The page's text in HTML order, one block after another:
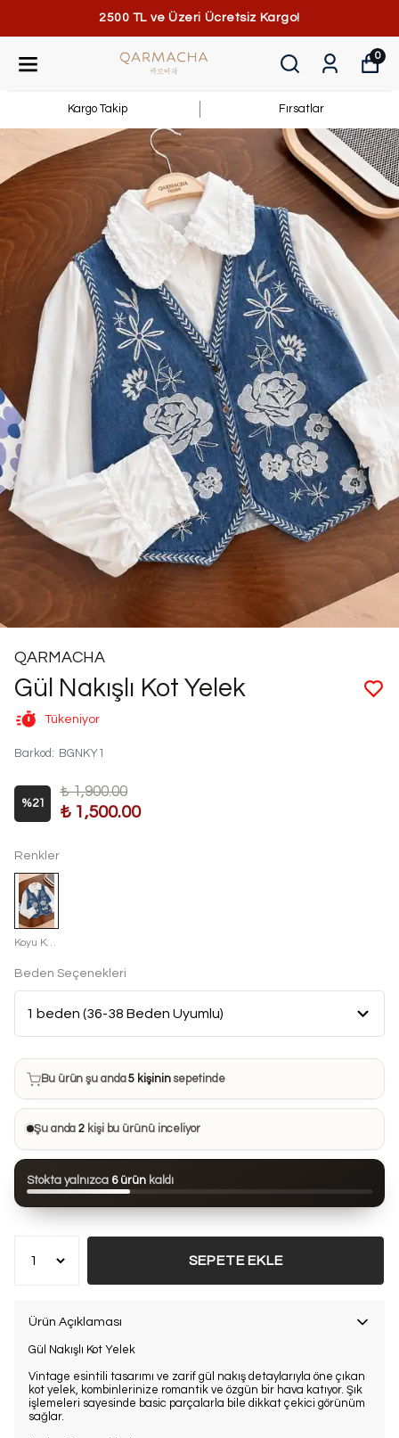
2500 TL ve Üzeri Ücretsiz Kargo!
0
Kargo Takip Fırsatlar
QARMACHA
Gül Nakışlı Kot Yelek
Tükeniyor
Barkod : BGNKY1
%21
₺ 1,900.00
₺ 1,500.00
Renkler
Koyu Kot Mavisi
Beden Seçenekleri
Bu ürün son 7 günde9 kezsatın alındı
Bu ürün şu anda5 kişininsepetinde
Bu ürünü 26 kişi favorilerine ekledi
Bu ürün son 24 saatte96 kezgörüntülendi
Şu anda2 kişi bu ürünü inceliyor
Stokta yalnızca 6 ürün kaldı
SEPETE EKLE
Ürün Açıklaması
Gül Nakışlı Kot Yelek
Vintage esintili tasarımı ve zarif gül nakış detaylarıyla öne çıkan
kot yelek, kombinlerinize romantik ve özgün bir hava katıyor. Şık
işlemeleri sayesinde basic parçalarla bile dikkat çekici görünüm
sağlar.